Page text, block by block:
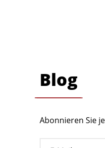
Blog
Abonnieren Sie